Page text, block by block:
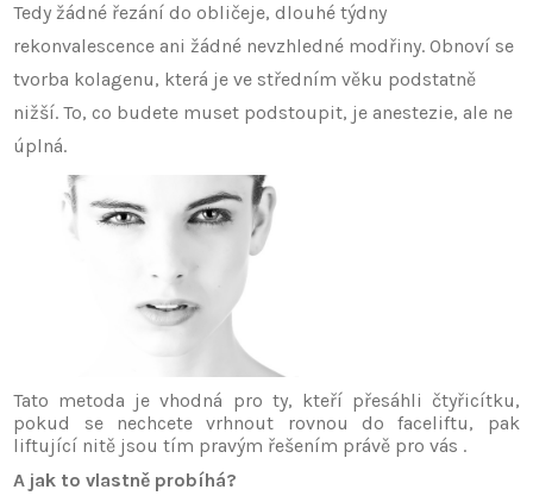
Tedy žádné řezání do obličeje, dlouhé týdny
rekonvalescence ani žádné nevzhledné modřiny. Obnoví se
tvorba kolagenu, která je ve středním věku podstatně
nižší. To, co budete muset podstoupit, je anestezie, ale ne
úplná.
Tato metoda je vhodná pro ty, kteří přesáhli čtyřicítku,
pokud se nechcete vrhnout rovnou do faceliftu, pak
liftující nitě jsou tím pravým řešením právě pro vás .
A jak to vlastně probíhá?